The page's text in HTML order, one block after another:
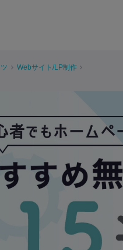
Webサイト/LP制作